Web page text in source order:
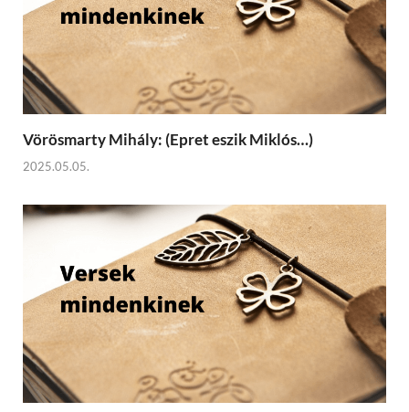
Vörösmarty Mihály: (Epret eszik Miklós…)
2025.05.05.